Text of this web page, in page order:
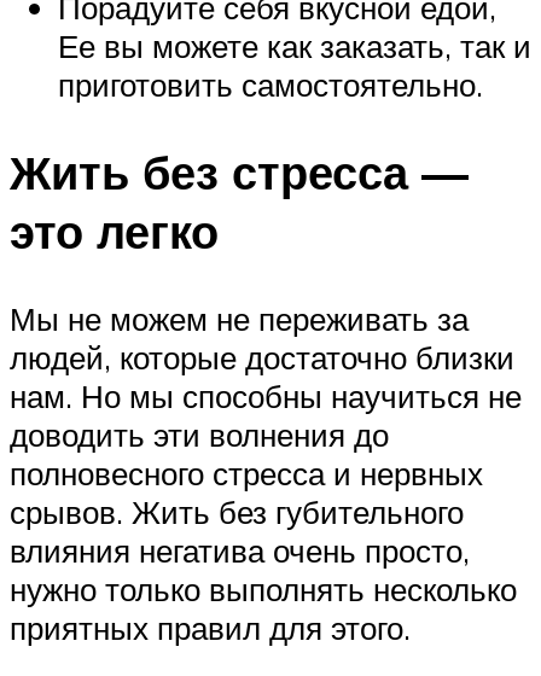
Ее вы можете как заказать, так и
приготовить самостоятельно.
Жить без стресса —
это легко
Мы не можем не переживать за
людей, которые достаточно близки
нам. Но мы способны научиться не
доводить эти волнения до
полновесного стресса и нервных
срывов. Жить без губительного
влияния негатива очень просто,
нужно только выполнять несколько
приятных правил для этого.